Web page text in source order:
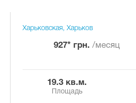
Харьковская, Харьков
927* грн. /месяц
19.3 кв.м.
Площадь